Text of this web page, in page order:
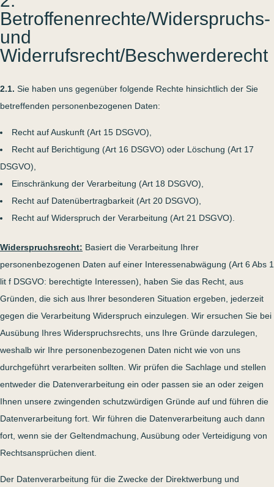
Betroffenenrechte/Widerspruchs-
und
Widerrufsrecht/Beschwerderecht
2.1. Sie haben uns gegenüber folgende Rechte hinsichtlich der Sie
betreffenden personenbezogenen Daten:
Recht auf Auskunft (Art 15 DSGVO),
Recht auf Berichtigung (Art 16 DSGVO) oder Löschung (Art 17
DSGVO),
Einschränkung der Verarbeitung (Art 18 DSGVO),
Recht auf Datenübertragbarkeit (Art 20 DSGVO),
Recht auf Widerspruch der Verarbeitung (Art 21 DSGVO).
Widerspruchsrecht: Basiert die Verarbeitung Ihrer
personenbezogenen Daten auf einer Interessenabwägung (Art 6 Abs 1
lit f DSGVO: berechtigte Interessen), haben Sie das Recht, aus
Gründen, die sich aus Ihrer besonderen Situation ergeben, jederzeit
gegen die Verarbeitung Widerspruch einzulegen. Wir ersuchen Sie bei
Ausübung Ihres Widerspruchsrechts, uns Ihre Gründe darzulegen,
weshalb wir Ihre personenbezogenen Daten nicht wie von uns
durchgeführt verarbeiten sollten. Wir prüfen die Sachlage und stellen
entweder die Datenverarbeitung ein oder passen sie an oder zeigen
Ihnen unsere zwingenden schutzwürdigen Gründe auf und führen die
Datenverarbeitung fort. Wir führen die Datenverarbeitung auch dann
fort, wenn sie der Geltendmachung, Ausübung oder Verteidigung von
Rechtsansprüchen dient.
Der Datenverarbeitung für die Zwecke der Direktwerbung und